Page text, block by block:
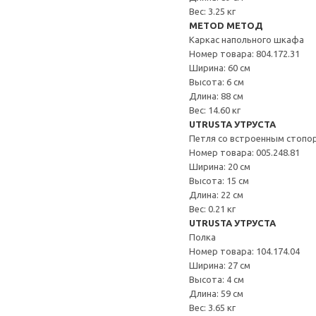
Вес: 3.25 кг
METOD МЕТОД
Каркас напольного шкафа
Номер товара: 804.172.31
Ширина: 60 см
Высота: 6 см
Длина: 88 см
Вес: 14.60 кг
UTRUSTA УТРУСТА
Петля со встроенным
Номер товара: 005.248.81
Ширина: 20 см
Высота: 15 см
Длина: 22 см
Вес: 0.21 кг
UTRUSTA УТРУСТА
Полка
Номер товара: 104.174.04
Ширина: 27 см
Высота: 4 см
Длина: 59 см
Вес: 3.65 кг